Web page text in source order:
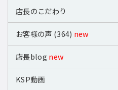
店長のこだわり
お客様の声 (364) new
店長blog new
KSP動画